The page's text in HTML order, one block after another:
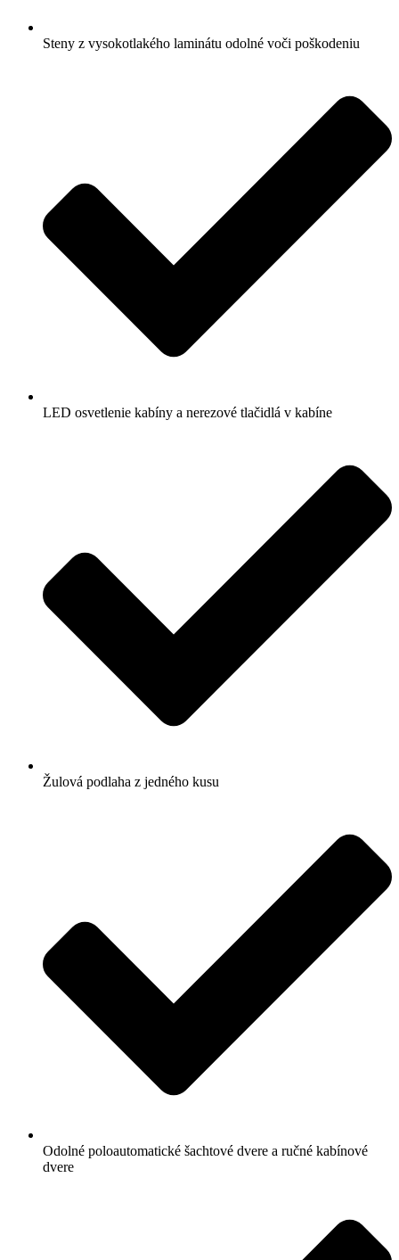
Steny z vysokotlakého laminátu odolné voči poškodeniu
LED osvetlenie kabíny a nerezové tlačidlá v kabíne
Žulová podlaha z jedného kusu
Odolné poloautomatické šachtové dvere a ručné kabínové
dvere